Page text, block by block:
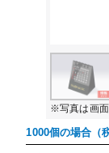
※写真は画面
1000個の場合（